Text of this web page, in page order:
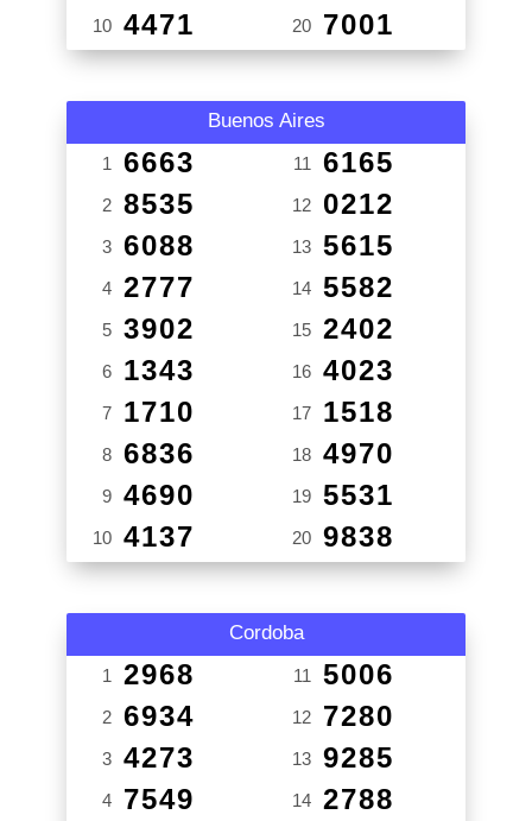
10 4471 20 7001
Buenos Aires
1 6663
2 8535
3 6088
4 2777
5 3902
6 1343
7 1710
8 6836
9 4690
10 4137
11 6165
12 0212
13 5615
14 5582
15 2402
16 4023
17 1518
18 4970
19 5531
20 9838
Cordoba
1 2968
2 6934
3 4273
4 7549
11 5006
12 7280
13 9285
14 2788